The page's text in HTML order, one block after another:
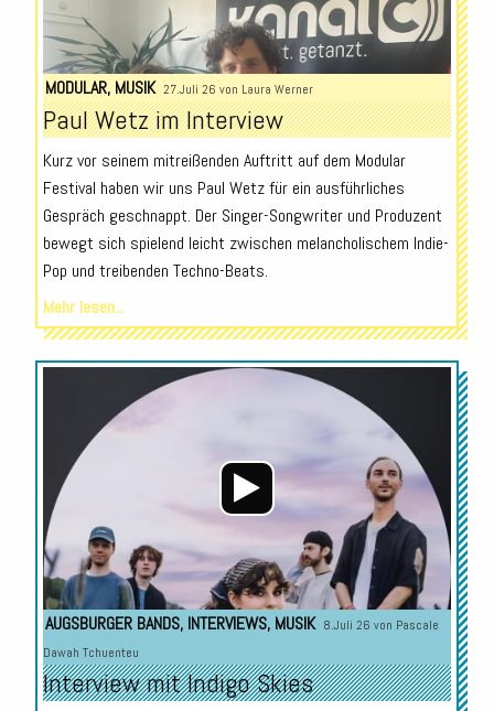
MODULAR, MUSIK 27.Juli 26 von Laura Werner
Paul Wetz im Interview
Kurz vor seinem mitreißenden Auftritt auf dem Modular
Festival haben wir uns Paul Wetz für ein ausführliches
Gespräch geschnappt. Der Singer-Songwriter und Produzent
bewegt sich spielend leicht zwischen melancholischem Indie-
Pop und treibenden Techno-Beats.
Mehr lesen...
Audio-
Player
AUGSBURGER BANDS, INTERVIEWS, MUSIK 8.Juli 26 von Pascale
Dawah Tchuenteu
Interview mit Indigo Skies